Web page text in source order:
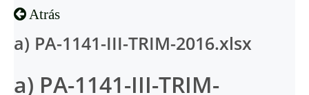
Atrás
a) PA-1141-III-TRIM-2016.xlsx
a) PA-1141-III-TRIM-